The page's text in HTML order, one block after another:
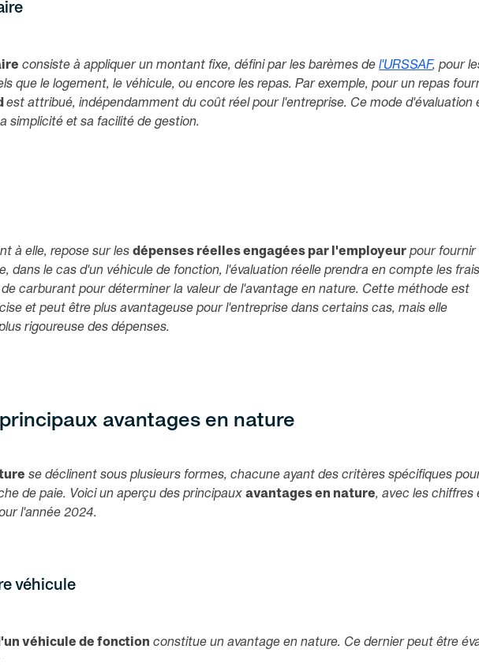
consiste à appliquer un montant fixe, défini par les barèmes de l'URSSAF, pour
que le logement, le véhicule, ou encore les repas. Par exemple, pour un repas
est attribué, indépendamment du coût réel pour l'entreprise. Ce mode d'évaluation
simplicité et sa facilité de gestion.
à elle, repose sur les dépenses réelles engagées par l'employeur pour fournir
dans le cas d'un véhicule de fonction, l'évaluation réelle prendra en compte les frais
carburant pour déterminer la valeur de l'avantage en nature. Cette méthode est
et peut être plus avantageuse pour l'entreprise dans certains cas, mais elle
rigoureuse des dépenses.
avantages en nature
se déclinent sous plusieurs formes, chacune ayant des critères spécifiques
de paie. Voici un aperçu des principaux avantages en nature, avec les chiffres
l'année 2024.
véhicule
véhicule de fonction constitue un avantage en nature. Ce dernier peut être